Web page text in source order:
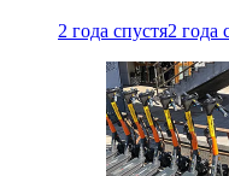
2 года спустя2 года